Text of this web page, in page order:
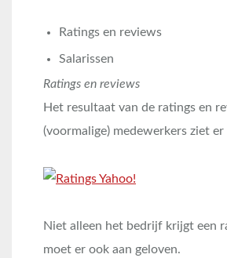
Ratings en reviews
Salarissen
Ratings en reviews
Het resultaat van de ratings en
(voormalige) medewerkers ziet er
Niet alleen het bedrijf krijgt een
moet er ook aan geloven.